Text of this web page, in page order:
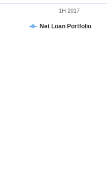
Net Loan Portfolio
1H 2017